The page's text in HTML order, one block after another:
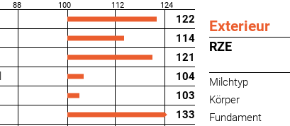
88 100 112 124
122
114
121
104
103
133
Exterieur
RZE
Milchtyp
Körper
Fundament